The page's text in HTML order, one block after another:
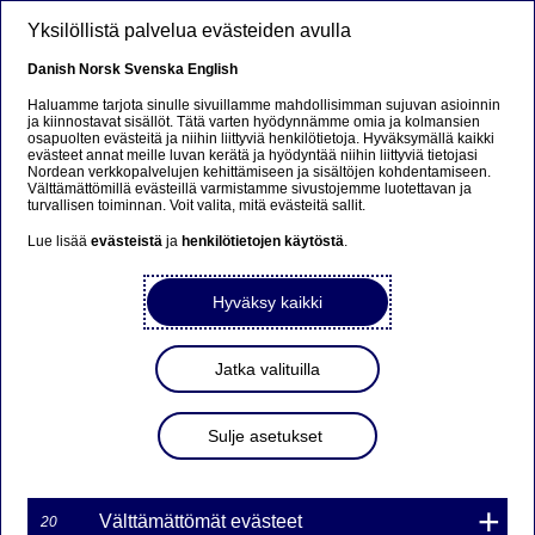
Beklager...
Siden findes desværre ikke på dansk
Bliv på siden|Fortsæt til en relateret side på dansk
Nordea Bank Oyj: Omien
osakkeiden takaisinosto
24.11.2021
Yksilöllistä palvelua evästeiden avulla
Danish Norsk Svenska English
Haluamme tarjota sinulle sivuillamme mahdollisimman sujuvan asioinnin
ja kiinnostavat sisällöt. Tätä varten hyödynnämme omia ja kolmansien
osapuolten evästeitä ja niihin liittyviä henkilötietoja. Hyväksymällä kaikki
evästeet annat meille luvan kerätä ja hyödyntää niihin liittyviä tietojasi
Nordean verkkopalvelujen kehittämiseen ja sisältöjen kohdentamiseen.
Välttämättömillä evästeillä varmistamme sivustojemme luotettavan ja
turvallisen toiminnan. Voit valita, mitä evästeitä sallit.
Lue lisääevästeistä ja henkilötietojen käytöstä.
Hyväksy kaikki
Jatka valituilla
Sulje asetukset
20 Välttämättömät evästeet